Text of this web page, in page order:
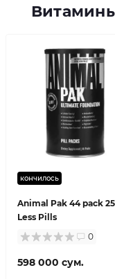
кончилось
Animal Pak 44 pack
Less Pills
0
598 000 сум.